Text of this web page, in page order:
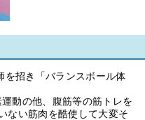
招き「バランスボール体
動の他、腹筋等の筋トレを
ない筋肉を酷使して大変そ